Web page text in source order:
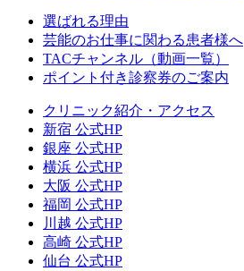
選ばれる理由
芸能のお仕事に関わる患者様へ
TACチャンネル（動画一覧）
ポイント付き診察券のご案内
クリニック紹介・アクセス
新宿 公式HP
銀座 公式HP
横浜 公式HP
大阪 公式HP
福岡 公式HP
川越 公式HP
高崎 公式HP
仙台 公式HP